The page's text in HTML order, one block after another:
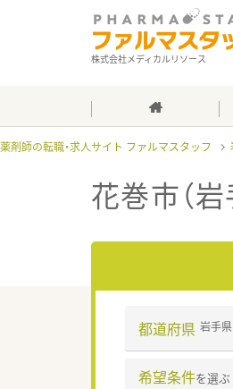
株式会社メディカルリソース
薬剤師の転職・求人サイト ファルマスタッフ
花巻市（
都道府県 岩手県
希望条件を選ぶ